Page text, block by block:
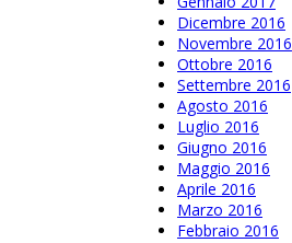
Dicembre 2016
Novembre 2016
Ottobre 2016
Settembre 2016
Agosto 2016
Luglio 2016
Giugno 2016
Maggio 2016
Aprile 2016
Marzo 2016
Febbraio 2016